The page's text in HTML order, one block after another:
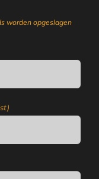
worden opgeslagen